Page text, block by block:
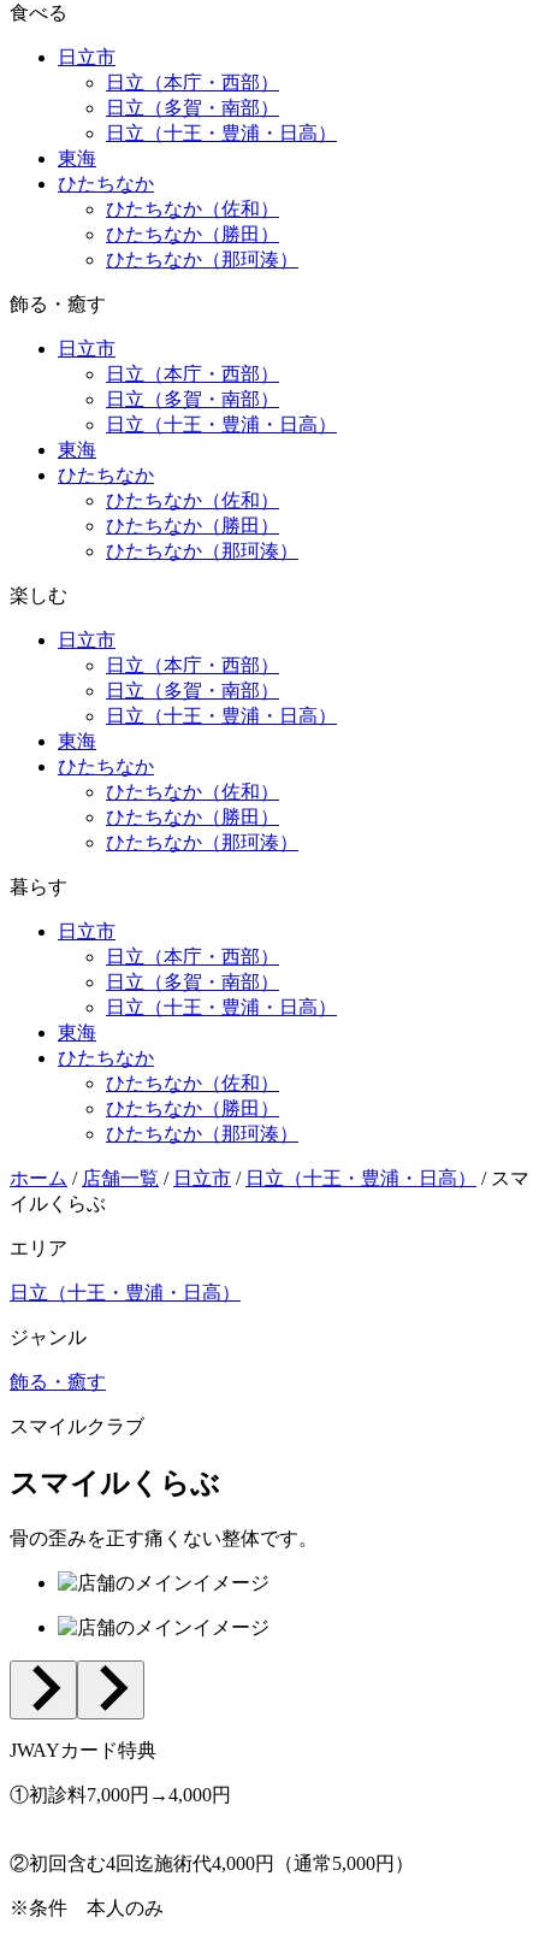
食べる
日立市
日立（本庁・西部）
日立（多賀・南部）
日立（十王・豊浦・日高）
東海
ひたちなか
ひたちなか（佐和）
ひたちなか（勝田）
ひたちなか（那珂湊）
飾る・癒す
日立市
日立（本庁・西部）
日立（多賀・南部）
日立（十王・豊浦・日高）
東海
ひたちなか
ひたちなか（佐和）
ひたちなか（勝田）
ひたちなか（那珂湊）
楽しむ
日立市
日立（本庁・西部）
日立（多賀・南部）
日立（十王・豊浦・日高）
東海
ひたちなか
ひたちなか（佐和）
ひたちなか（勝田）
ひたちなか（那珂湊）
暮らす
日立市
日立（本庁・西部）
日立（多賀・南部）
日立（十王・豊浦・日高）
東海
ひたちなか
ひたちなか（佐和）
ひたちなか（勝田）
ひたちなか（那珂湊）
ホーム / 店舗一覧 / 日立市 / 日立（十王・豊浦・日高） / スマ
イルくらぶ
エリア
日立（十王・豊浦・日高）
ジャンル
飾る・癒す
スマイルクラブ
スマイルくらぶ
骨の歪みを正す痛くない整体です。
JWAYカード特典
①初診料7,000円→4,000円
②初回含む4回迄施術代4,000円（通常5,000円）
※条件 本人のみ